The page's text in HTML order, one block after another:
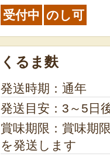
受付中 のし可
くるま麩
発送時期：通年
発送目安：3～5日
賞味期限：賞味期
を発送します